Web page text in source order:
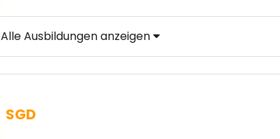
Alle Ausbildungen anzeigen
SGD